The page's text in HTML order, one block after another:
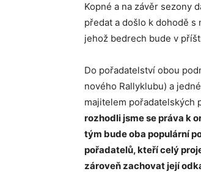
Kopné a na závěr sezony
předat a došlo k dohodě s
jehož bedrech bude v
Do pořadatelství obou
nového Rallyklubu) a
majitelem pořadatelských
rozhodli jsme se práva k
tým bude oba populární
pořadatelů, kteří celý
zároveň zachovat její